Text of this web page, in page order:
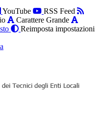
YouTube
RSS Feed
Carattere Grande
Reimposta impostazioni